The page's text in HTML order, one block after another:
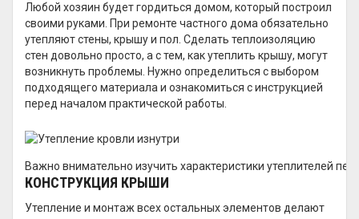
Любой хозяин будет гордиться домом, который построил
своими руками. При ремонте частного дома обязательно
утепляют стены, крышу и пол. Сделать теплоизоляцию
стен довольно просто, а с тем, как утеплить крышу, могут
возникнуть проблемы. Нужно определиться с выбором
подходящего материала и ознакомиться с инструкцией
перед началом практической работы.
Важно внимательно изучить характеристики утеплителей
КОНСТРУКЦИЯ КРЫШИ
Утепление и монтаж всех остальных элементов делают